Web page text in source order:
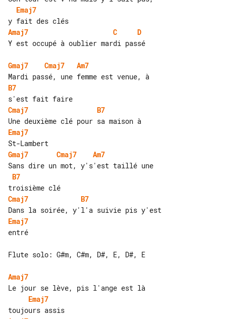
Emaj7
Amaj7
C
D
Y est occupé à oublier mardi passé
Gmaj7 Cmaj7
Am7
B7
Cmaj7
B7
Emaj7
Gmaj7
Cmaj7
Am7
B7
Cmaj7
B7
Emaj7
entré
Flute solo: G#m, C#m, D#, E, D#, E
Amaj7
Emaj7